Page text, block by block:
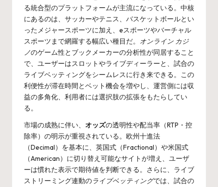
る統合型のプラットフォームが主流になっている。中核
にあるのは、サッカーやテニス、バスケットボールとい
ったメジャースポーツに加え、eスポーツやバーチャル
スポーツまで網羅する幅広い種目だ。 オンライン カジ
ノのゲーム性とブックメーカーの分析性が同居すること
で、ユーザーはスロットやライブディーラーと、試合の
ライブベッティングをシームレスに行き来できる。この
利便性が滞在時間とベット機会を増やし、運営側には収
益の多角化、利用者には選択肢の拡張をもたらしてい
る。
市場の成熟に伴い、 オッズの透明性や配当率（RTP・控
除率）の明示が重視されている。欧州十進法
（Decimal）を基本に、英国式（Fractional）や米国式
（American）に切り替え可能なサイトが増え、ユーザ
ーは慣れた表示で期待値を判断できる。さらに、ライブ
ストリーミング連動のライブベッティングでは、試合の